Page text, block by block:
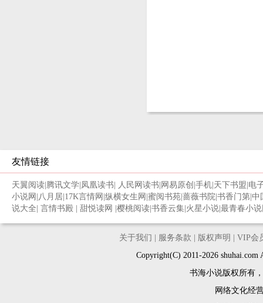
友情链接
天翼阅读 腾讯文学 凤凰读书 人民网读书 网易原创 手机 天下书盟 电
小说网 八月居 17K言情网 纵横女生网 蜜阅书苑 蔷薇书院 书香门第 中
说大全 言情书殿 甜悦读网 樱桃阅读 书香云集 火星小说 最青春小
关于我们 服务条款 版权声明
VIP会
Copyright(C) 2011-2026
书海小说版权所有
网络文化经